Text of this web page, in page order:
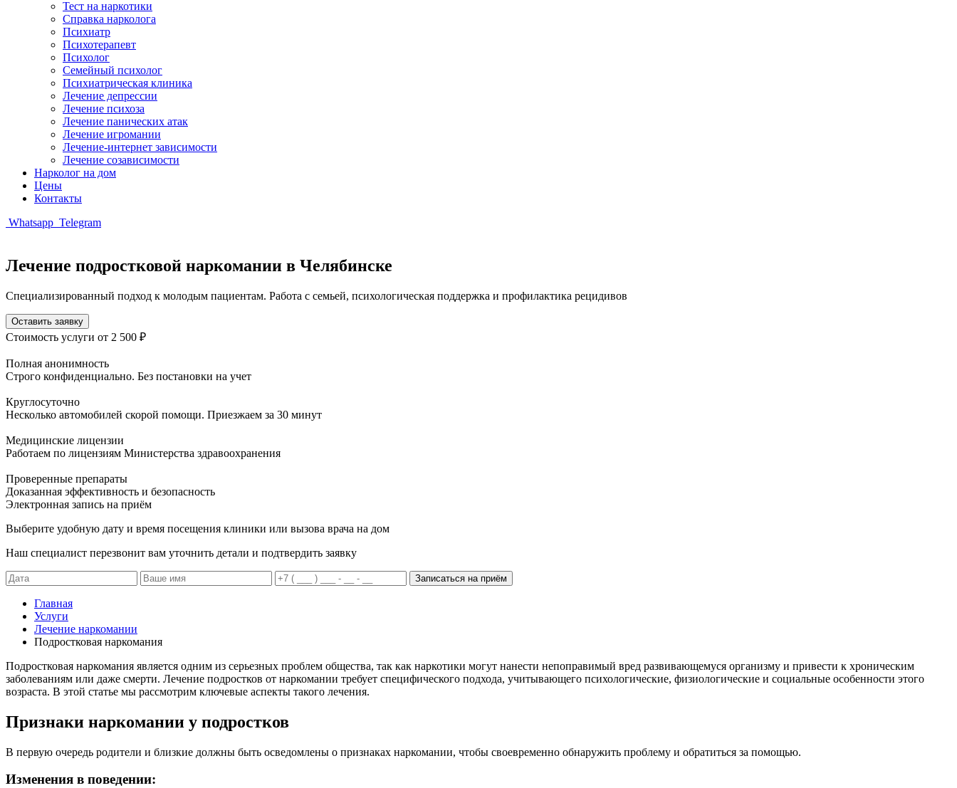
Тест на наркотики
Справка нарколога
Психиатр
Психотерапевт
Психолог
Семейный психолог
Психиатрическая клиника
Лечение депрессии
Лечение психоза
Лечение панических атак
Лечение игромании
Лечение-интернет зависимости
Лечение созависимости
Нарколог на дом
Цены
Контакты
Whatsapp Telegram
Лечение подростковой наркомании в Челябинске
Специализированный подход к молодым пациентам. Работа с семьей, психологическая поддержка и профилактика рецидивов
Оставить заявку
Стоимость услуги от 2 500 ₽
Полная анонимность
Строго конфиденциально. Без постановки на учет
Круглосуточно
Несколько автомобилей скорой помощи. Приезжаем за 30 минут
Медицинские лицензии
Работаем по лицензиям Министерства здравоохранения
Проверенные препараты
Доказанная эффективность и безопасность
Электронная запись на приём
Выберите удобную дату и время посещения клиники или вызова врача на дом
Наш специалист перезвонит вам уточнить детали и подтвердить заявку
Записаться на приём
Главная
Услуги
Лечение наркомании
Подростковая наркомания
Подростковая наркомания является одним из серьезных проблем общества, так как наркотики могут нанести непоправимый вред развивающемуся организму и привести к хроническим
заболеваниям или даже смерти. Лечение подростков от наркомании требует специфического подхода, учитывающего психологические, физиологические и социальные особенности этого
возраста. В этой статье мы рассмотрим ключевые аспекты такого лечения.
Признаки наркомании у подростков
В первую очередь родители и близкие должны быть осведомлены о признаках наркомании, чтобы своевременно обнаружить проблему и обратиться за помощью.
Изменения в поведении: